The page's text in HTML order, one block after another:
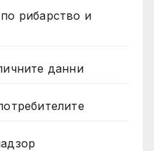
рибарство и
данни